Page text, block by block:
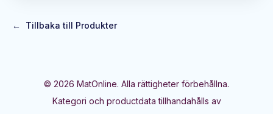
← Tillbaka till Produkter
© 2026 MatOnline. Alla rättigheter förbehållna.
Kategori och productdata tillhandahålls av